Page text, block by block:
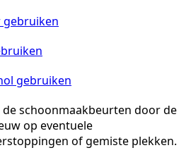
gebruiken
gebruiken
schoonmaakbeurten door de
op eventuele
of gemiste plekken.